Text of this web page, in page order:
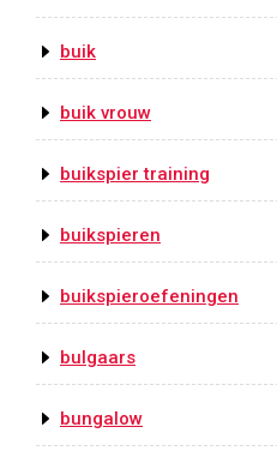
buik
buik vrouw
buikspier training
buikspieren
buikspieroefeningen
bulgaars
bungalow